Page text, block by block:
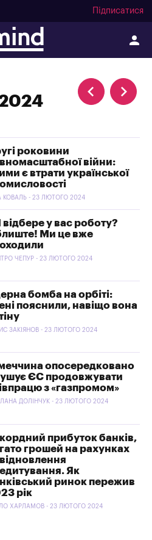
Підписатися
роковини
війни:
є втрати української
КОВАЛЬ - 23 ЛЮТОГО 2024
відбере у вас роботу?
Ми це вже
ЧЕПУР - 23 ЛЮТОГО 2024
бомба на орбіті:
пояснили, навіщо вона
ЗАКІЯНОВ - 23 ЛЮТОГО 2024
опосередковано
ЄС продовжувати
з «газпромом»
ДОЛІНЧУК - 23 ЛЮТОГО 2024
прибуток банків,
грошей на рахунках
Як
ринок пережив
рік
ХАРЛАМОВ - 23 ЛЮТОГО 2024